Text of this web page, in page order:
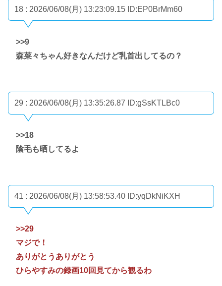
18 : 2026/06/08(月) 13:23:09.15 ID:EP0BrMm60
>>9
森菜々ちゃん好きなんだけど乳首出してるの？
29 : 2026/06/08(月) 13:35:26.87 ID:gSsKTLBc0
>>18
陰毛も晒してるよ
41 : 2026/06/08(月) 13:58:53.40 ID:yqDkNiKXH
>>29
マジで！
ありがとうありがとう
ひらやすみの録画10回見てから観るわ